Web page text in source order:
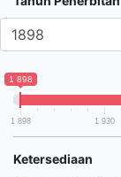
1 898
1 898 1 930
Ketersediaan